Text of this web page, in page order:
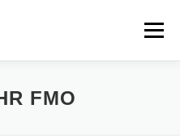
Menü
FEUERWEHREN
FMO